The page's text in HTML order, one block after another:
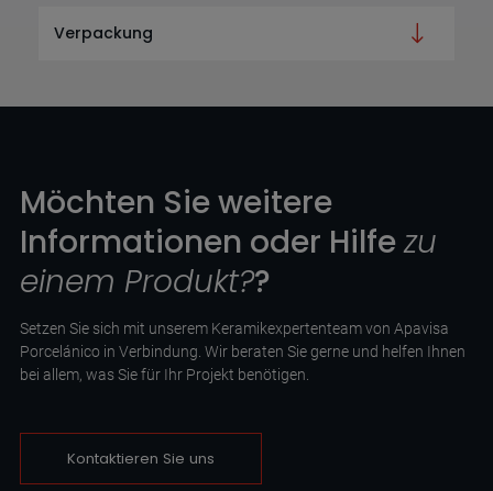
Verpackung
Möchten Sie weitere
Informationen oder Hilfezu
einem Produkt??
Setzen Sie sich mit unserem Keramikexpertenteam von Apavisa
Porcelánico in Verbindung. Wir beraten Sie gerne und helfen Ihnen
bei allem, was Sie für Ihr Projekt benötigen.
Kontaktieren Sie uns